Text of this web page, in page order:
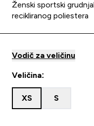
Ženski sportski
recikliranog poliestera
Vodič za veličinu
Veličina:
XS S